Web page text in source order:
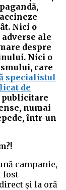
Nici o
ale
despre
Nici o
care
specialistul
de
publicitare
numai
într-un
campanie,
fost
și la oră